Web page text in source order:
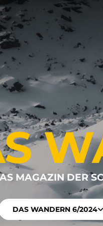
MAGAZIN DER
DAS WANDERN 6/2024